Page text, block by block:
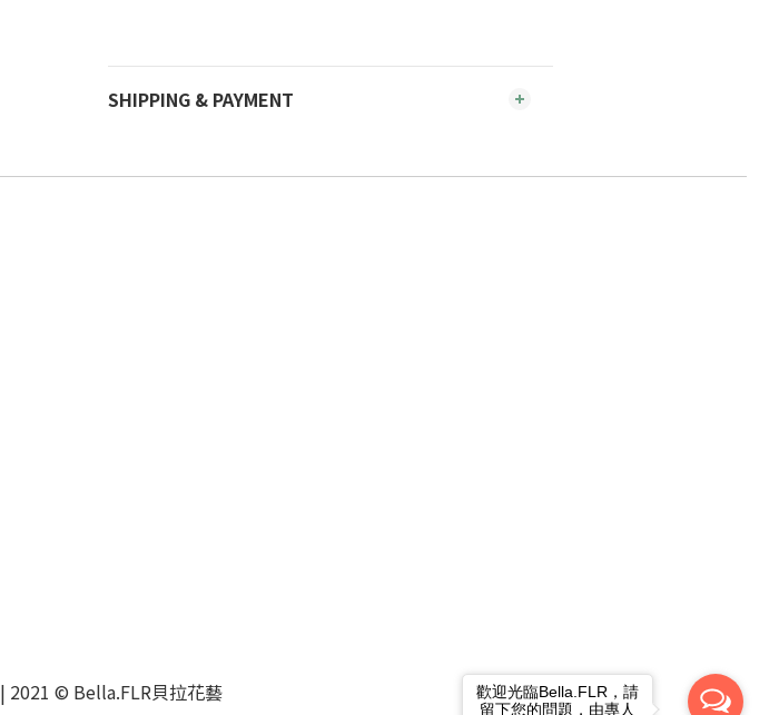
SHIPPING & PAYMENT
| 2021 © Bella.FLR貝拉花藝
歡迎光臨Bella.FLR，請
留下您的問題，由專人